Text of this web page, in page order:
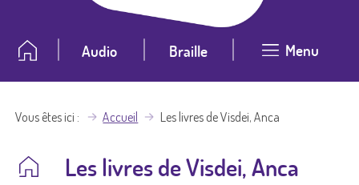
Audio Braille Menu
Vous êtes ici Accueil Les livres de Visdei, Anca
Les livres de Visdei, Anca